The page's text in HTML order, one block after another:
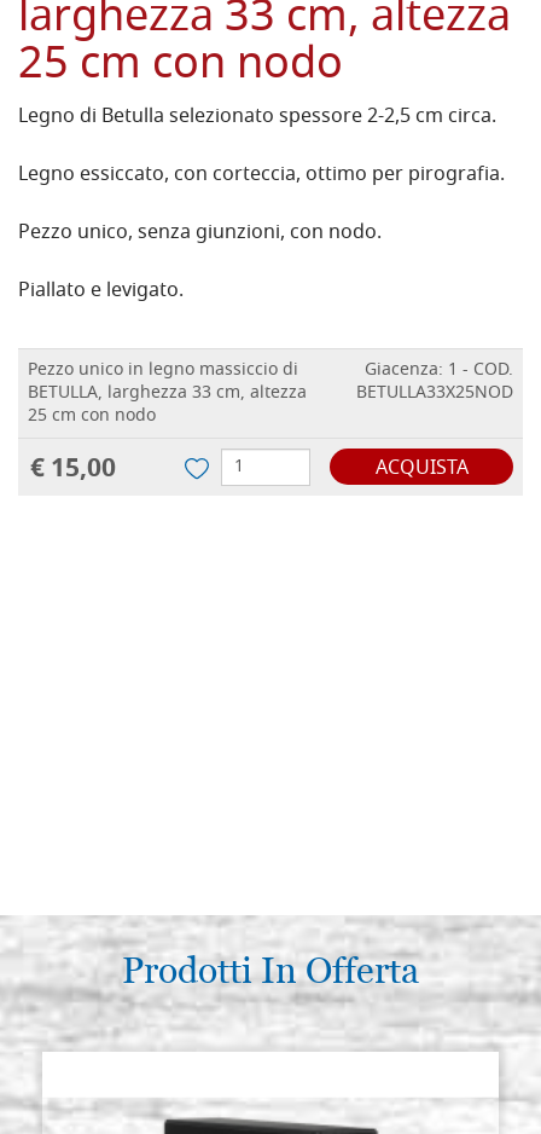
larghezza 33 cm, altezza
25 cm con nodo
Legno di Betulla selezionato spessore 2-2,5 cm circa.
Legno essiccato, con corteccia, ottimo per pirografia.
Pezzo unico, senza giunzioni, con nodo.
Piallato e levigato.
Pezzo unico in legno massiccio di
BETULLA, larghezza 33 cm, altezza
25 cm con nodo
Giacenza: 1 - COD.
BETULLA33X25NOD
€ 15,00 ACQUISTA
Prodotti In Offerta